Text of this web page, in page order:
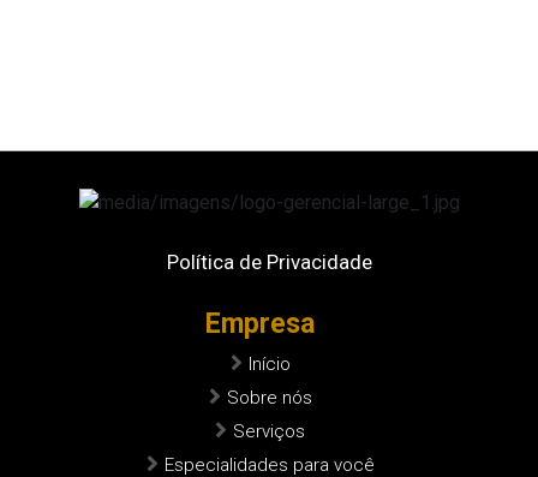
Política de Privacidade
Empresa
Início
Sobre nós
Serviços
Especialidades para você